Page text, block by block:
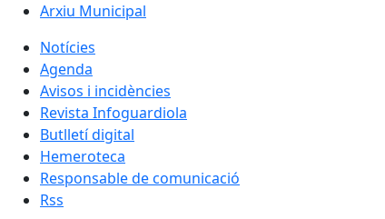
Arxiu Municipal
Notícies
Agenda
Avisos i incidències
Revista Infoguardiola
Butlletí digital
Hemeroteca
Responsable de comunicació
Rss